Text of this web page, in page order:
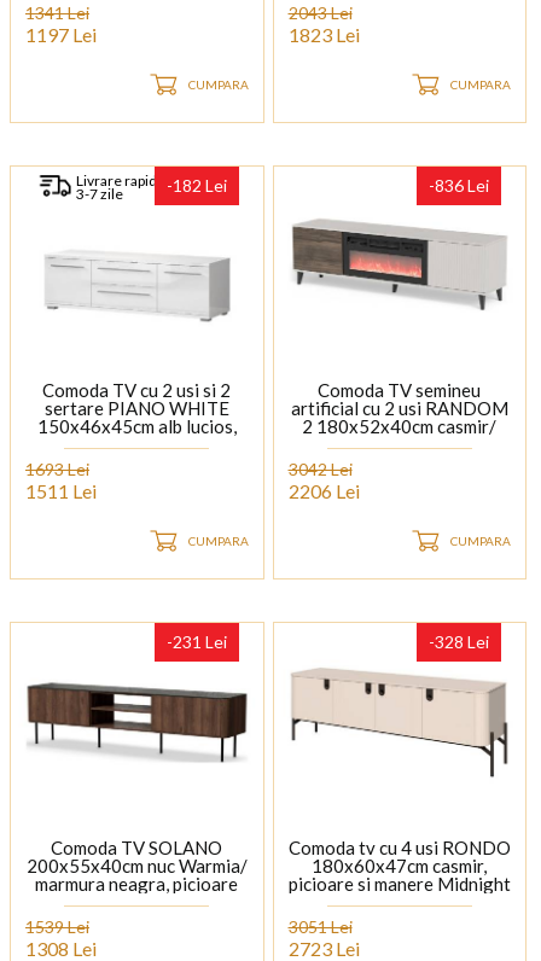
1341 Lei
1197 Lei
CUMPARA
2043 Lei
1823 Lei
CUMPARA
Livrare rapida
3-7 zile -182 Lei
Comoda TV cu 2 usi si 2
sertare PIANO WHITE
150x46x45cm alb lucios,
manere si picioare crom
1693 Lei
1511 Lei
CUMPARA
-836 Lei
Comoda TV semineu
artificial cu 2 usi RANDOM
2 180x52x40cm casmir/
nuc
3042 Lei
2206 Lei
CUMPARA
-231 Lei
Comoda TV SOLANO
200x55x40cm nuc Warmia/
marmura neagra, picioare
negre
1539 Lei
1308 Lei
-328 Lei
Comoda tv cu 4 usi RONDO
180x60x47cm casmir,
picioare si manere Midnight
Copper
3051 Lei
2723 Lei